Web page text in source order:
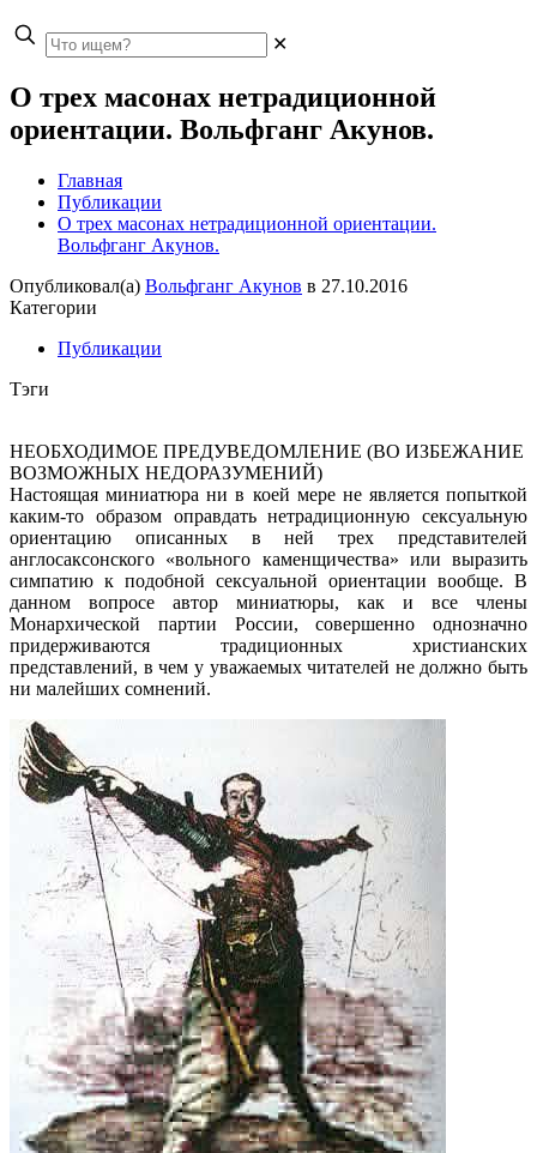
✕
О трех масонах нетрадиционной
ориентации. Вольфганг Акунов.
Главная
Публикации
О трех масонах нетрадиционной ориентации.
Вольфганг Акунов.
Опубликовал(а) Вольфганг Акунов в 27.10.2016
Категории
Публикации
Тэги
НЕОБХОДИМОЕ ПРЕДУВЕДОМЛЕНИЕ (ВО ИЗБЕЖАНИЕ
ВОЗМОЖНЫХ НЕДОРАЗУМЕНИЙ)
Настоящая миниатюра ни в коей мере не является попыткой
каким-то образом оправдать нетрадиционную сексуальную
ориентацию описанных в ней трех представителей
англосаксонского «вольного каменщичества» или выразить
симпатию к подобной сексуальной ориентации вообще. В
данном вопросе автор миниатюры, как и все члены
Монархической партии России, совершенно однозначно
придерживаются традиционных христианских
представлений, в чем у уважаемых читателей не должно быть
ни малейших сомнений.